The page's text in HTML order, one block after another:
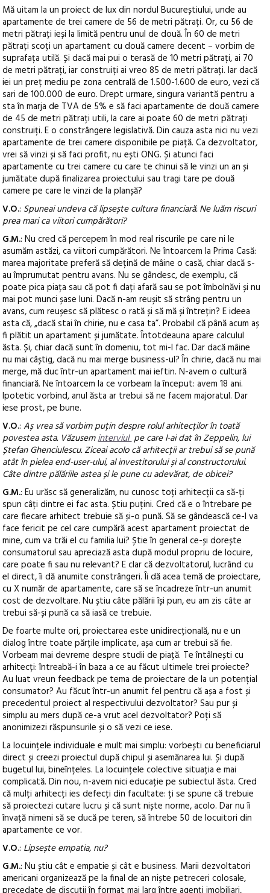
Mă uitam la un proiect de lux din nordul Bucureștiului, unde au
apartamente de trei camere de 56 de metri pătrați. Or, cu 56 de
metri pătrați ieși la limită pentru unul de două. În 60 de metri
pătrați scoți un apartament cu două camere decent – vorbim de
suprafața utilă. Și dacă mai pui o terasă de 10 metri pătrați, ai 70
de metri pătrați, iar construiți ai vreo 85 de metri pătrați. Iar dacă
iei un preț mediu pe zona centrală de 1.500-1.600 de euro, vezi că
sari de 100.000 de euro. Drept urmare, singura variantă pentru a
sta în marja de TVA de 5% e să faci apartamente de două camere
de 45 de metri pătrați utili, la care ai poate 60 de metri pătrați
construiți. E o constrângere legislativă. Din cauza asta nici nu vezi
apartamente de trei camere disponibile pe piață. Ca dezvoltator,
vrei să vinzi și să faci profit, nu ești ONG. Și atunci faci
apartamente cu trei camere cu care te chinui să le vinzi un an și
jumătate după finalizarea proiectului sau tragi tare pe două
camere pe care le vinzi de la planșă?
V.O.: Spuneai undeva că lipsește cultura financiară. Ne luăm riscuri
prea mari ca viitori cumpărători?
G.M.: Nu cred că percepem în mod real riscurile pe care ni le
asumăm astăzi, ca viitori cumpărători. Ne întoarcem la Prima Casă:
marea majoritate preferă să dețină de mâine o casă, chiar dacă s-
au împrumutat pentru avans. Nu se gândesc, de exemplu, că
poate pica piața sau că pot fi dați afară sau se pot îmbolnăvi și nu
mai pot munci șase luni. Dacă n-am reușit să strâng pentru un
avans, cum reușesc să plătesc o rată și să mă și întrețin? E ideea
asta că, „dacă stai în chirie, nu e casa ta”. Probabil că până acum aș
fi plătit un apartament și jumătate. Întotdeauna apare calculul
ăsta. Și, chiar dacă sunt în domeniu, tot mi-l fac. Dar dacă mâine
nu mai câștig, dacă nu mai merge business-ul? În chirie, dacă nu mai
merge, mă duc într-un apartament mai ieftin. N-avem o cultură
financiară. Ne întoarcem la ce vorbeam la început: avem 18 ani.
Ipotetic vorbind, anul ăsta ar trebui să ne facem majoratul. Dar
iese prost, pe bune.
V.O.:Aș vrea să vorbim puțin despre rolul arhitecților în toată
povestea asta. Văzuseminterviulpe care l-ai dat în Zeppelin, lui
Ștefan Ghenciulescu. Ziceai acolo că arhitecții ar trebui să se pună
atât în pielea end-user-ului, al investitorului și al constructorului.
Câte dintre pălăriile astea și le pune cu adevărat, de obicei?
G.M.: Eu urăsc să generalizăm, nu cunosc toți arhitecții ca să-ți
spun câți dintre ei fac asta. Știu puțini. Cred că e o întrebare pe
care fiecare arhitect trebuie să și-o pună. Să se gândească ce-l va
face fericit pe cel care cumpără acest apartament proiectat de
mine, cum va trăi el cu familia lui? Știe în general ce-și dorește
consumatorul sau apreciază asta după modul propriu de locuire,
care poate fi sau nu relevant? E clar că dezvoltatorul, lucrând cu
el direct, îi dă anumite constrângeri. Îi dă acea temă de proiectare,
cu X număr de apartamente, care să se încadreze într-un anumit
cost de dezvoltare. Nu știu câte pălării își pun, eu am zis câte ar
trebui să-și pună ca să iasă ce trebuie.
De foarte multe ori, proiectarea este unidirecțională, nu e un
dialog între toate părțile implicate, așa cum ar trebui să fie.
Vorbeam mai devreme despre studii de piață. Te întâlnești cu
arhitecți: întreabă-i în baza a ce au făcut ultimele trei proiecte?
Au luat vreun feedback pe tema de proiectare de la un potențial
consumator? Au făcut într-un anumit fel pentru că așa a fost și
precedentul proiect al respectivului dezvoltator? Sau pur și
simplu au mers după ce-a vrut acel dezvoltator? Poți să
anonimizezi răspunsurile și o să vezi ce iese.
La locuințele individuale e mult mai simplu: vorbești cu beneficiarul
direct și creezi proiectul după chipul și asemănarea lui. Și după
bugetul lui, bineînțeles. La locuințele colective situația e mai
complicată. Din nou, n-avem nici educație pe subiectul ăsta. Cred
că mulți arhitecți ies defecți din facultate: ți se spune că trebuie
să proiectezi cutare lucru și că sunt niște norme, acolo. Dar nu îi
învață nimeni să se ducă pe teren, să întrebe 50 de locuitori din
apartamente ce vor.
V.O.: Lipsește empatia, nu?
G.M.: Nu știu cât e empatie și cât e business. Marii dezvoltatori
americani organizează pe la final de an niște petreceri colosale,